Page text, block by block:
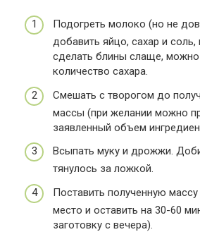
Подогреть молоко (но не
добавить яйцо, сахар и
сделать блины слаще, можно
количество сахара.
Смешать с творогом до
массы (при желании можно
заявленный объем
Всыпать муку и дрожжи.
тянулось за ложкой.
Поставить полученную массу
место и оставить на 30-60
заготовку с вечера).